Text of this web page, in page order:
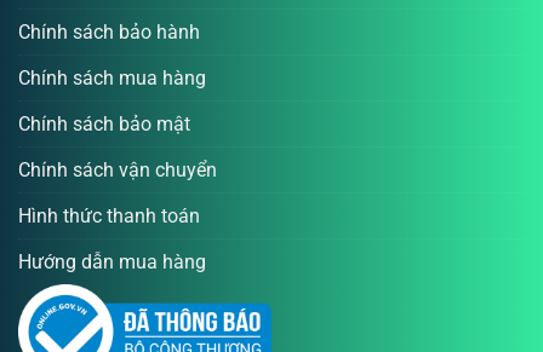
Chính sách bảo hành
Chính sách mua hàng
Chính sách bảo mật
Chính sách vận chuyển
Hình thức thanh toán
Hướng dẫn mua hàng